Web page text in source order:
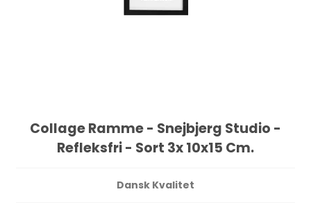
Collage Ramme - Snejbjerg Studio -
Refleksfri - Sort 3x 10x15 Cm.
Dansk Kvalitet